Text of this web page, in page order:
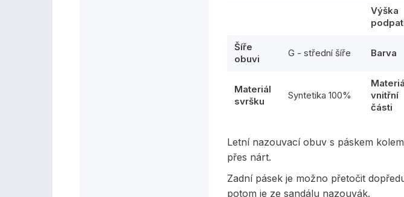
Výška
Šíře
obuvi
G - střední šíře Barva
Materiál
svršku
Syntetika 100%
vnitřní
části
Letní nazouvací obuv s páskem
přes nárt.
Zadní pásek je možno přetočit
potom je ze sandálu nazouvák.